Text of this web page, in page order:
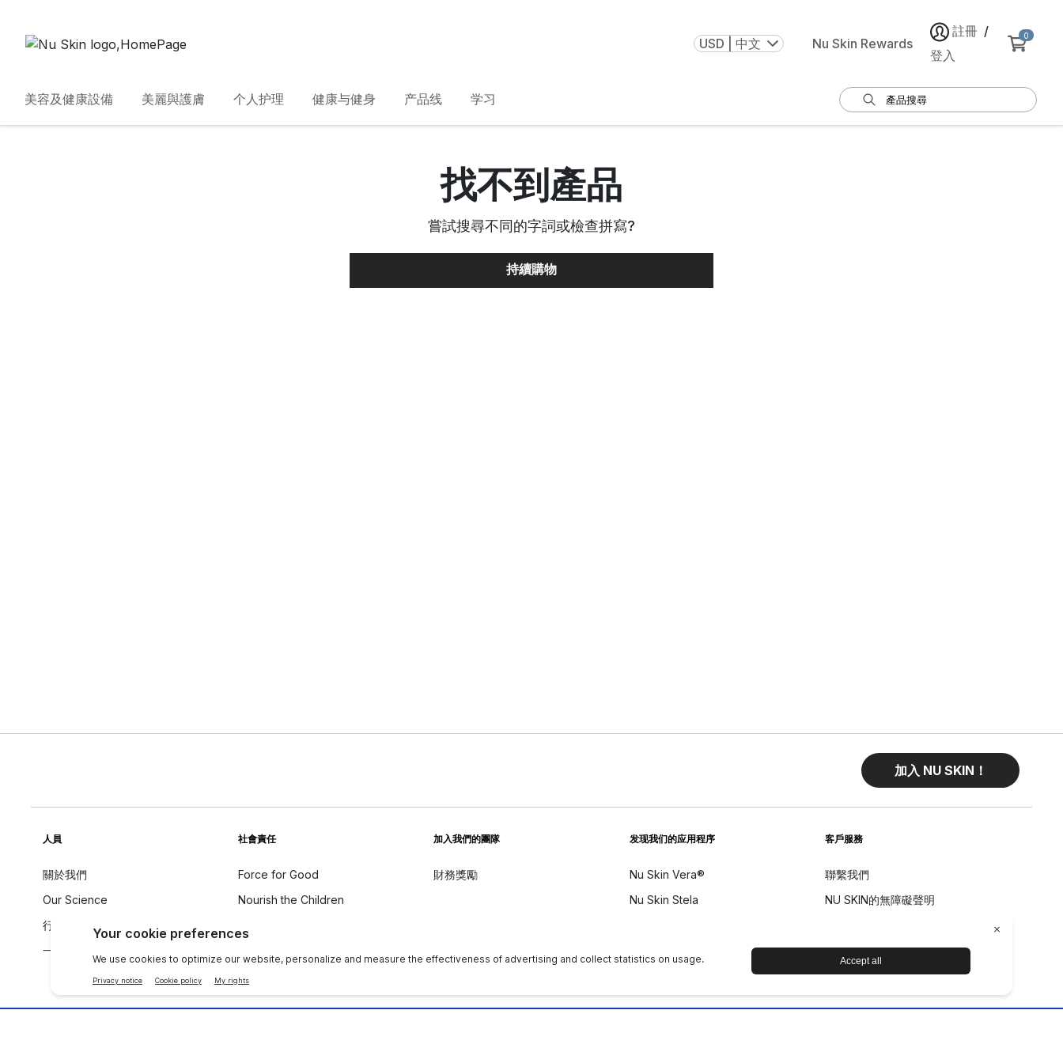
USD | 中文 Nu Skin Rewards
註冊 /
登入
0
美容及健康設備 美麗與護膚 个人护理 健康与健身 产品线 学习
找不到產品
嘗試搜尋不同的字詞或檢查拼寫?
持續購物
加入 NU SKIN！
人員
關於我們
Our Science
行為守則
一个全球声音
社會責任
Force for Good
Nourish the Children
加入我們的團隊
財務獎勵
发现我们的应用程序
Nu Skin Vera®
Nu Skin Stela
客戶服務
聯繫我們
NU SKIN的無障礙聲明
退款政策
设备保养和维护